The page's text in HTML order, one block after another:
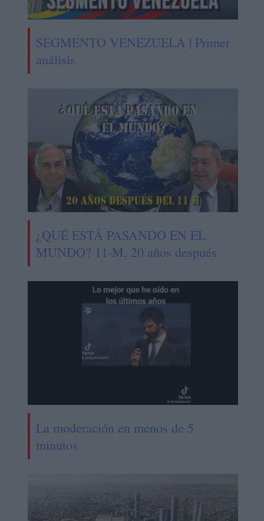
SEGMENTO VENEZUELA | Primer
análisis
¿QUÉ ESTÁ PASANDO EN EL
MUNDO? 11-M, 20 años después
La moderación en menos de 5
minutos